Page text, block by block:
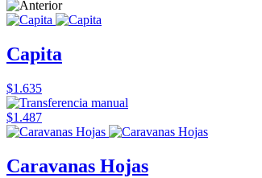
Capita
$1.635
$1.487
Caravanas Hojas